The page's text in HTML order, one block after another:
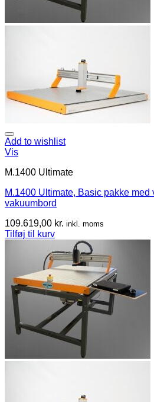
Add to wishlist
Vis
M.1400 Ultimate
M.1400 Ultimate, Basic pakke
vakuumbord
109.619,00 kr. inkl. moms
Tilføj til kurv